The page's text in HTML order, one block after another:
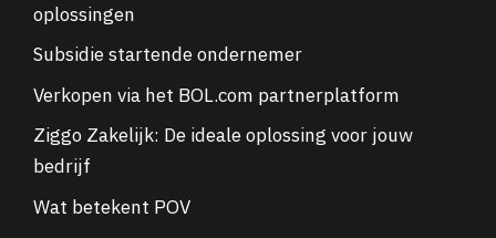
oplossingen
Subsidie startende ondernemer
Verkopen via het BOL.com partnerplatform
Ziggo Zakelijk: De ideale oplossing voor jouw
bedrijf
Wat betekent POV